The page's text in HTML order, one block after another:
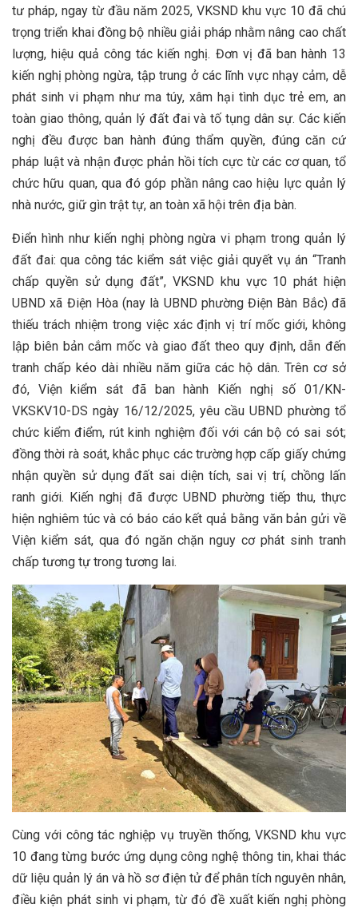
tư pháp, ngay từ đầu năm 2025, VKSND khu vực 10 đã chú
trọng triển khai đồng bộ nhiều giải pháp nhằm nâng cao chất
lượng, hiệu quả công tác kiến nghị. Đơn vị đã ban hành 13
kiến nghị phòng ngừa, tập trung ở các lĩnh vực nhạy cảm, dễ
phát sinh vi phạm như ma túy, xâm hại tình dục trẻ em, an
toàn giao thông, quản lý đất đai và tố tụng dân sự. Các kiến
nghị đều được ban hành đúng thẩm quyền, đúng căn cứ
pháp luật và nhận được phản hồi tích cực từ các cơ quan, tổ
chức hữu quan, qua đó góp phần nâng cao hiệu lực quản lý
nhà nước, giữ gìn trật tự, an toàn xã hội trên địa bàn.
Điển hình như kiến nghị phòng ngừa vi phạm trong quản lý
đất đai: qua công tác kiểm sát việc giải quyết vụ án “Tranh
chấp quyền sử dụng đất”, VKSND khu vực 10 phát hiện
UBND xã Điện Hòa (nay là UBND phường Điện Bàn Bắc) đã
thiếu trách nhiệm trong việc xác định vị trí mốc giới, không
lập biên bản cắm mốc và giao đất theo quy định, dẫn đến
tranh chấp kéo dài nhiều năm giữa các hộ dân. Trên cơ sở
đó, Viện kiểm sát đã ban hành Kiến nghị số 01/KN-
VKSKV10-DS ngày 16/12/2025, yêu cầu UBND phường tổ
chức kiểm điểm, rút kinh nghiệm đối với cán bộ có sai sót;
đồng thời rà soát, khắc phục các trường hợp cấp giấy chứng
nhận quyền sử dụng đất sai diện tích, sai vị trí, chồng lấn
ranh giới. Kiến nghị đã được UBND phường tiếp thu, thực
hiện nghiêm túc và có báo cáo kết quả bằng văn bản gửi về
Viện kiểm sát, qua đó ngăn chặn nguy cơ phát sinh tranh
chấp tương tự trong tương lai.
Cùng với công tác nghiệp vụ truyền thống, VKSND khu vực
10 đang từng bước ứng dụng công nghệ thông tin, khai thác
dữ liệu quản lý án và hồ sơ điện tử để phân tích nguyên nhân,
điều kiện phát sinh vi phạm, từ đó đề xuất kiến nghị phòng